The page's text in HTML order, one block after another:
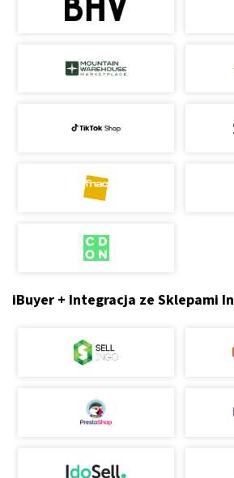
iBuyer + Integracja ze Sklepami